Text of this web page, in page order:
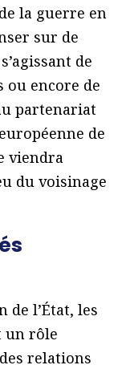
la guerre en
sur de
de
ou encore de
partenariat
de
viendra
du voisinage
de l’État, les
un rôle
relations